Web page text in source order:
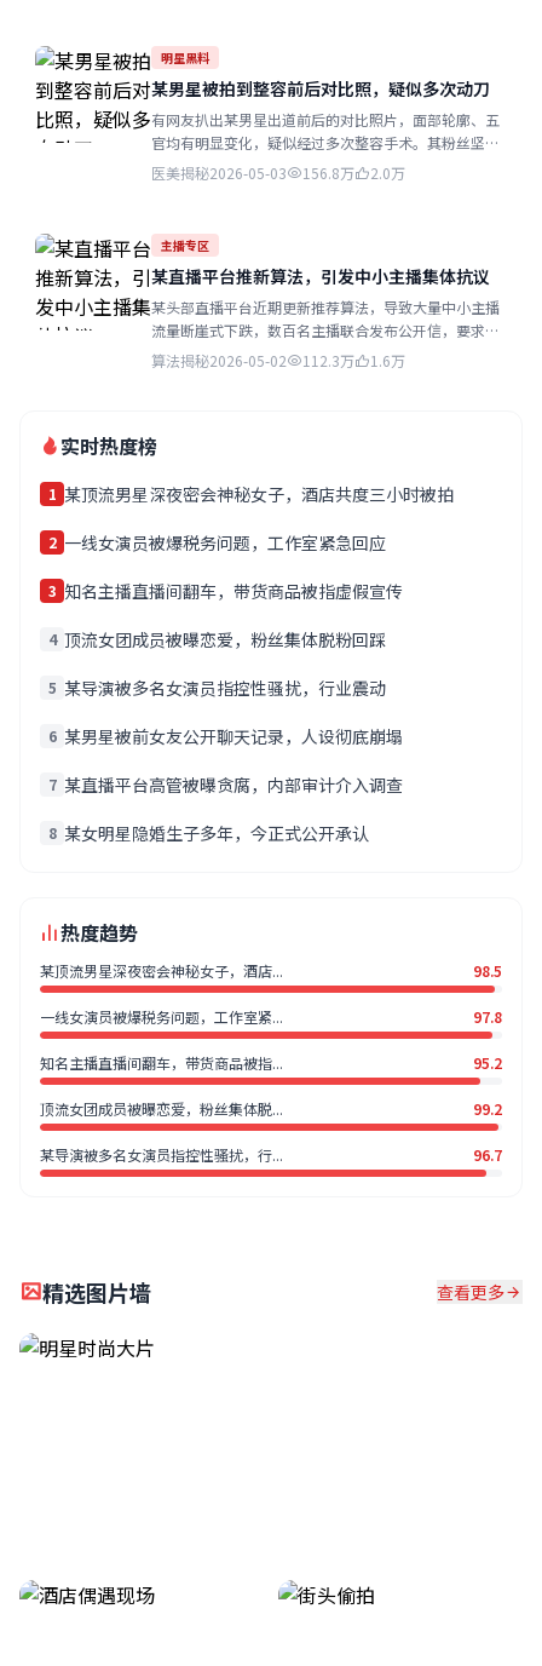
明星黑料
某男星被拍到整容前后对比照，疑似多次动刀
有网友扒出某男星出道前后的对比照片，面部轮廓、五
官均有明显变化，疑似经过多次整容手术。其粉丝坚称
只是减肥和化妆的效果...
医美揭秘2026-05-03 156.8万 2.0万
主播专区
某直播平台推新算法，引发中小主播集体抗议
某头部直播平台近期更新推荐算法，导致大量中小主播
流量断崖式下跌，数百名主播联合发布公开信，要求平
台给予公平推荐机会...
算法揭秘2026-05-02 112.3万 1.6万
实时热度榜
1 某顶流男星深夜密会神秘女子，酒店共度三小时被拍
2 一线女演员被爆税务问题，工作室紧急回应
3 知名主播直播间翻车，带货商品被指虚假宣传
4 顶流女团成员被曝恋爱，粉丝集体脱粉回踩
5 某导演被多名女演员指控性骚扰，行业震动
6 某男星被前女友公开聊天记录，人设彻底崩塌
7 某直播平台高管被曝贪腐，内部审计介入调查
8 某女明星隐婚生子多年，今正式公开承认
热度趋势
某顶流男星深夜密会神秘女子，酒店... 98.5
一线女演员被爆税务问题，工作室紧... 97.8
知名主播直播间翻车，带货商品被指... 95.2
顶流女团成员被曝恋爱，粉丝集体脱... 99.2
某导演被多名女演员指控性骚扰，行... 96.7
精选图片墙 查看更多